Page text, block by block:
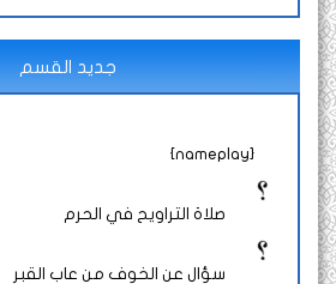
جديد القسم
{nameplay}
صلاة التراويح في الحرم
سؤال عن الخوف من عاب القبر